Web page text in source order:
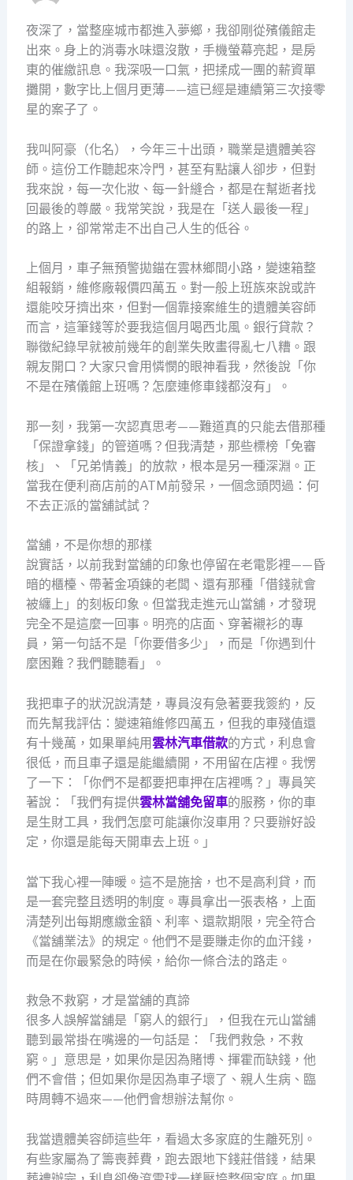
夜深了，當整座城市都進入夢鄉，我卻剛從殯儀館走
出來。身上的消毒水味還沒散，手機螢幕亮起，是房
東的催繳訊息。我深吸一口氣，把揉成一團的薪資單
攤開，數字比上個月更薄——這已經是連續第三次接零
星的案子了。
我叫阿豪（化名），今年三十出頭，職業是遺體美容
師。這份工作聽起來冷門，甚至有點讓人卻步，但對
我來說，每一次化妝、每一針縫合，都是在幫逝者找
回最後的尊嚴。我常笑說，我是在「送人最後一程」
的路上，卻常常走不出自己人生的低谷。
上個月，車子無預警拋錨在雲林鄉間小路，變速箱整
組報銷，維修廠報價四萬五。對一般上班族來說或許
還能咬牙擠出來，但對一個靠接案維生的遺體美容師
而言，這筆錢等於要我這個月喝西北風。銀行貸款？
聯徵紀錄早就被前幾年的創業失敗畫得亂七八糟。跟
親友開口？大家只會用憐憫的眼神看我，然後說「你
不是在殯儀館上班嗎？怎麼連修車錢都沒有」。
那一刻，我第一次認真思考——難道真的只能去借那種
「保證拿錢」的管道嗎？但我清楚，那些標榜「免審
核」、「兄弟情義」的放款，根本是另一種深淵。正
當我在便利商店前的ATM前發呆，一個念頭閃過：何
不去正派的當舖試試？
當舖，不是你想的那樣
說實話，以前我對當舖的印象也停留在老電影裡——昏
暗的櫃檯、帶著金項鍊的老闆、還有那種「借錢就會
被纏上」的刻板印象。但當我走進元山當舖，才發現
完全不是這麼一回事。明亮的店面、穿著襯衫的專
員，第一句話不是「你要借多少」，而是「你遇到什
麼困難？我們聽聽看」。
我把車子的狀況說清楚，專員沒有急著要我簽約，反
而先幫我評估：變速箱維修四萬五，但我的車殘值還
有十幾萬，如果單純用雲林汽車借款的方式，利息會
很低，而且車子還是能繼續開，不用留在店裡。我愣
了一下：「你們不是都要把車押在店裡嗎？」專員笑
著說：「我們有提供雲林當舖免留車的服務，你的車
是生財工具，我們怎麼可能讓你沒車用？只要辦好設
定，你還是能每天開車去上班。」
當下我心裡一陣暖。這不是施捨，也不是高利貸，而
是一套完整且透明的制度。專員拿出一張表格，上面
清楚列出每期應繳金額、利率、還款期限，完全符合
《當舖業法》的規定。他們不是要賺走你的血汗錢，
而是在你最緊急的時候，給你一條合法的路走。
救急不救窮，才是當舖的真諦
很多人誤解當舖是「窮人的銀行」，但我在元山當舖
聽到最常掛在嘴邊的一句話是：「我們救急，不救
窮。」意思是，如果你是因為賭博、揮霍而缺錢，他
們不會借；但如果你是因為車子壞了、親人生病、臨
時周轉不過來——他們會想辦法幫你。
我當遺體美容師這些年，看過太多家庭的生離死別。
有些家屬為了籌喪葬費，跑去跟地下錢莊借錢，結果